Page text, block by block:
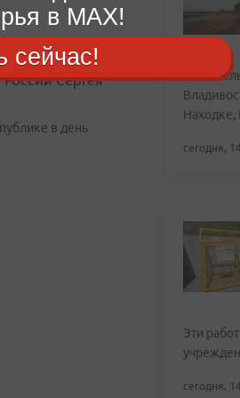
Сергея
в день
Находке,
сегодня,
Эти
сегодня,
в MAX!
сейчас!